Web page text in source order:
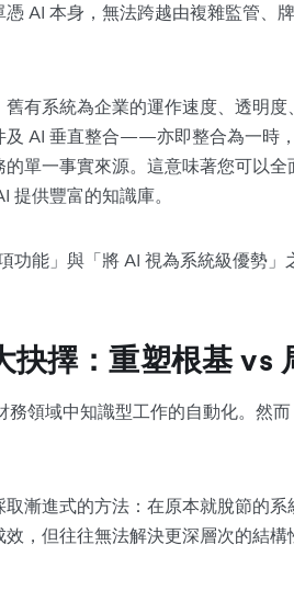
AI 本身，無法跨越由複雜監管、
有系統為企業的運作速度、透明
及 AI 垂直整合——亦即整合為一時
單一事實來源。這意味著您可以
提供豐富的知識庫。
功能」與「將 AI 視為系統級優勢」
抉擇：重塑根基 vs
務領域中知識型工作的自動化。然
漸進式的方法：在原本就脫節的
效，但往往無法解決更深層次的結